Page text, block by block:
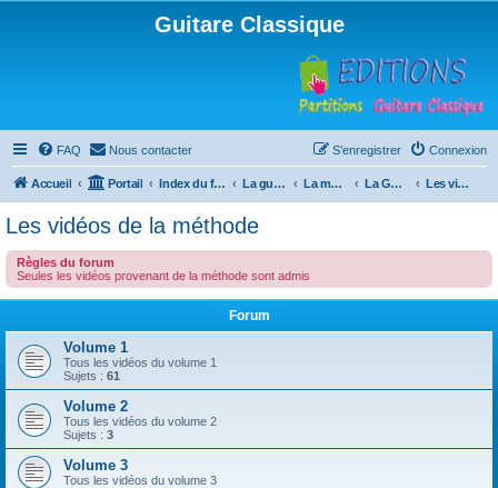
Guitare Classique
FAQ Nous contacter Connexion
S’enregistrer
Accueil Portail Index du forum La guitare : instrument, cours et théorie La méthode à Paulo La Guitare, Paulo da Fontoura Les vidéos de la méthode
Les vidéos de la méthode
Règles du forum
Seules les vidéos provenant de la méthode sont admis
Forum
Volume 1
Tous les vidéos du volume 1
Sujets : 61
Volume 2
Tous les vidéos du volume 2
Sujets : 3
Volume 3
Tous les vidéos du volume 3